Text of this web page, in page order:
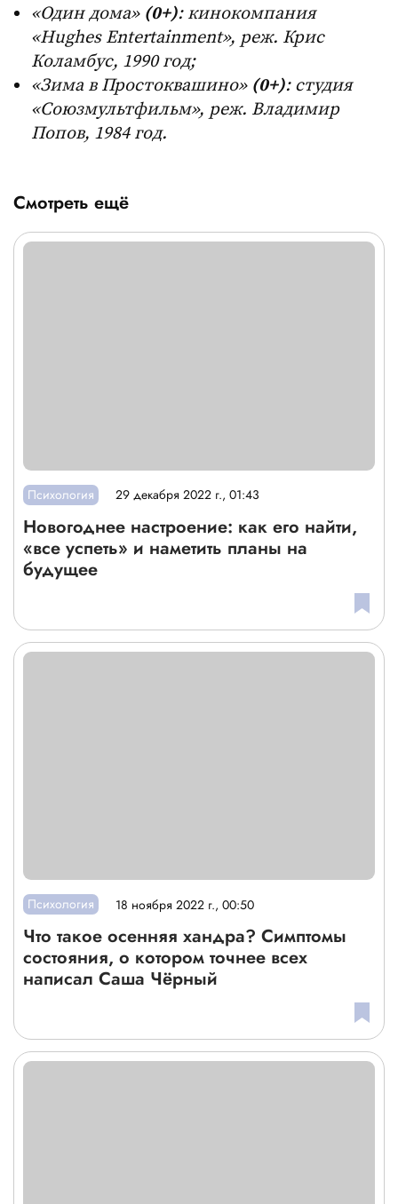
«Один дома» (0+): кинокомпания
«Hughes Entertainment», реж. Крис
Коламбус, 1990 год;
«Зима в Простоквашино» (0+): студия
«Союзмультфильм», реж. Владимир
Попов, 1984 год.
Смотреть ещё
Психология 29 декабря 2022 г., 01:43
Новогоднее настроение: как его найти,
«все успеть» и наметить планы на
будущее
Психология 18 ноября 2022 г., 00:50
Что такое осенняя хандра? Симптомы
состояния, о котором точнее всех
написал Саша Чёрный